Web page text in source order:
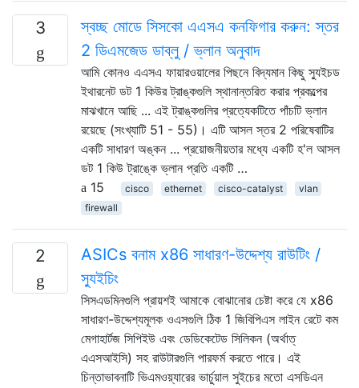
3
স্বচ্ছ মোডে সিসকো এএসএ কনফিগার করুন: স্তর
2 ডিএমজেড ডাব্লু / ভ্লান অনুবাদ
আমি কোনও এএসএ ফায়ারওয়ালের পিছনে বিদ্যমান কিছু স্যুইচড
ইথারনেট ডট 1 কিউর ট্রাঙ্কগুলি স্থানান্তরিত করার প্রকল্পের
মাঝখানে আছি ... এই ট্রাঙ্কগুলির প্রত্যেকটিতে পাঁচটি ভ্লান
রয়েছে (সংখ্যাটি 51 - 55)। এটি আসল স্তর 2 পরিষেবাটির
একটি সাধারণ অঙ্কন ... প্রয়োজনীয়তার মধ্যে একটি হ'ল আসল
ডট 1 কিউ ট্রাঙ্কে ভ্লান প্রতি একটি …
15
cisco ethernet cisco-catalyst
vlan
firewall
2
ASICs বনাম x86 সাধারণ-উদ্দেশ্য রাউটিং /
স্যুইচিং
সিসএডমিনগুলি প্রায়শই আমাকে বোঝানোর চেষ্টা করে যে x86
সাধারণ-উদ্দেশ্যমূলক ওএসগুলি ঠিক 1 জিবিপিএস লাইন রেটে কম
মেগাহার্টজ সিপিইউ এবং ডেডিকেটেড সিলিকন (অর্থাত্
এএসআইসি) সহ রাউটারগুলি পারফর্ম করতে পারে। এই
চিন্তাভাবনাটি ভিএমওয়্যারের ভার্চুয়াল সুইচের মতো এসডিএন